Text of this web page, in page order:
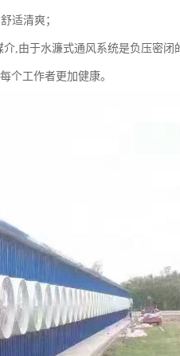
适清爽；
,由于水濂式通风系统是负压密闭
个工作者更加健康。